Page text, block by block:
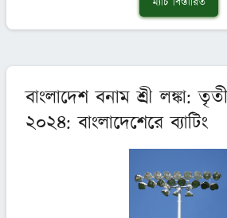
বাংলাদেশ বনাম শ্রী লঙ্কা:
২০২৪: বাংলাদেশেরে ব্যাটিং